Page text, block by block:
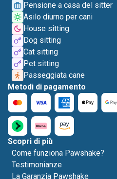
Pensione a casa del sitter
Asilo diurno per cani
House sitting
Dog sitting
Cat sitting
Pet sitting
Passeggiata cane
Metodi di pagamento
Scopri di più
Come funziona Pawshake?
Testimonianze
La Garanzia Pawshake